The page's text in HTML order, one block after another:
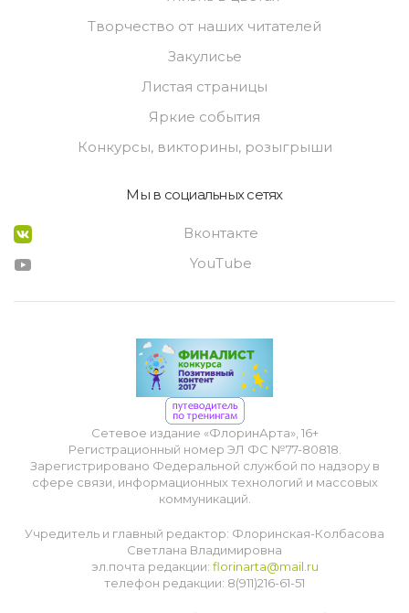
Творчество от наших читателей
Закулисье
Листая страницы
Яркие события
Конкурсы, викторины, розыгрыши
Мы в социальных сетях
Вконтакте
YouTube
Сетевое издание «ФлоринАрта», 16+
Регистрационный номер ЭЛ ФС №77-80818.
Зарегистрировано Федеральной службой по надзору в
сфере связи, информационных технологий и массовых
коммуникаций.
Учредитель и главный редактор: Флоринская-Колбасова
Светлана Владимировна
эл.почта редакции: florinarta@mail.ru
телефон редакции: 8(911)216-61-51